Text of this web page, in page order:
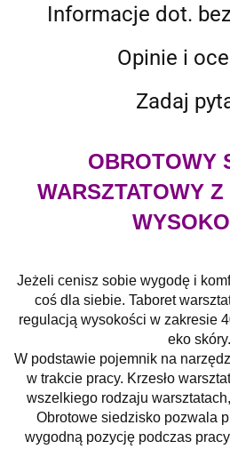
Informacje dot.
Opinie i
Zadaj
OBROTOWY
WARSZTATOWY
Jeżeli cenisz sobie wygodę i
coś dla siebie. Taboret
regulacją wysokości w zakresie
eko skóry.
W podstawie pojemnik na
w trakcie pracy. Krzesło
wszelkiego rodzaju
Obrotowe siedzisko pozwala
wygodną pozycję podczas